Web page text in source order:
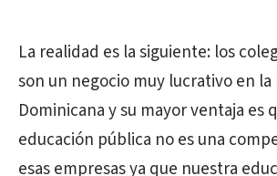
La realidad es la siguiente: los
son un negocio muy lucrativo en la
Dominicana y su mayor ventaja es
educación pública no es una
esas empresas ya que nuestra